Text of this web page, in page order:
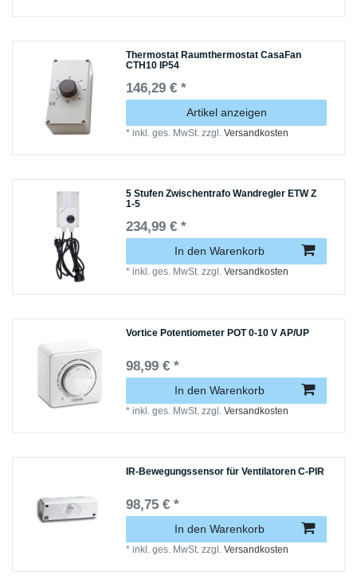
Thermostat Raumthermostat CasaFan
CTH10 IP54
146,29 € *
Artikel anzeigen
*inkl. ges. MwSt. zzgl.Versandkosten
5 Stufen Zwischentrafo Wandregler ETW Z
1-5
234,99 € *
In den Warenkorb
*inkl. ges. MwSt. zzgl.Versandkosten
Vortice Potentiometer POT 0-10 V AP/UP
98,99 € *
In den Warenkorb
*inkl. ges. MwSt. zzgl.Versandkosten
IR-Bewegungssensor für Ventilatoren C-PIR
98,75 € *
In den Warenkorb
*inkl. ges. MwSt. zzgl.Versandkosten